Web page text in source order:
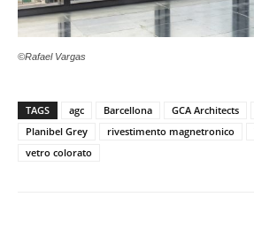
©Rafael Vargas
TAGS agc Barcellona GCA Architects
Planibel Grey
rivestimento magnetronico
vetro colorato